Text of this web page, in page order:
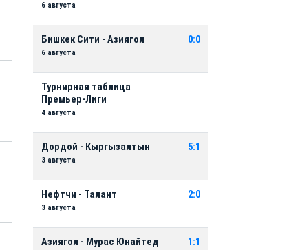
6 августа
Бишкек Сити - Азиягол
6 августа
0:0
Турнирная таблица
Премьер-Лиги
4 августа
Дордой - Кыргызалтын
3 августа
5:1
Нефтчи - Талант
3 августа
2:0
Азиягол - Мурас Юнайтед 1:1